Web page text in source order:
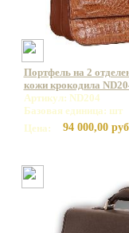
Портфель на 2
кожи крокодила
Артикул: ND204
Базовая единица: шт
Цена:
94 000,00